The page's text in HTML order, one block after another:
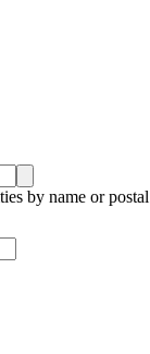
by name or